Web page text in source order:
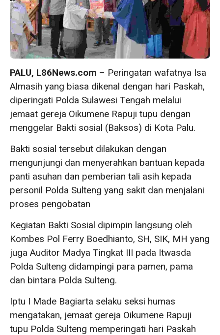
PALU, L86News.com – Peringatan wafatnya Isa
Almasih yang biasa dikenal dengan hari Paskah,
diperingati Polda Sulawesi Tengah melalui
jemaat gereja Oikumene Rapuji tupu dengan
menggelar Bakti sosial (Baksos) di Kota Palu.
Bakti sosial tersebut dilakukan dengan
mengunjungi dan menyerahkan bantuan kepada
panti asuhan dan pemberian tali asih kepada
personil Polda Sulteng yang sakit dan menjalani
proses pengobatan
Kegiatan Bakti Sosial dipimpin langsung oleh
Kombes Pol Ferry Boedhianto, SH, SIK, MH yang
juga Auditor Madya Tingkat III pada Itwasda
Polda Sulteng didampingi para pamen, pama
dan bintara Polda Sulteng.
Iptu I Made Bagiarta selaku seksi humas
mengatakan, jemaat gereja Oikumene Rapuji
tupu Polda Sulteng memperingati hari Paskah